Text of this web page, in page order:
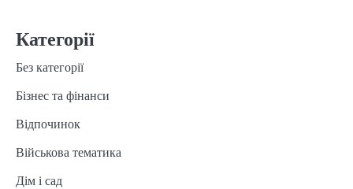
Категорії
Без категорії
Бізнес та фінанси
Відпочинок
Військова тематика
Дім і сад